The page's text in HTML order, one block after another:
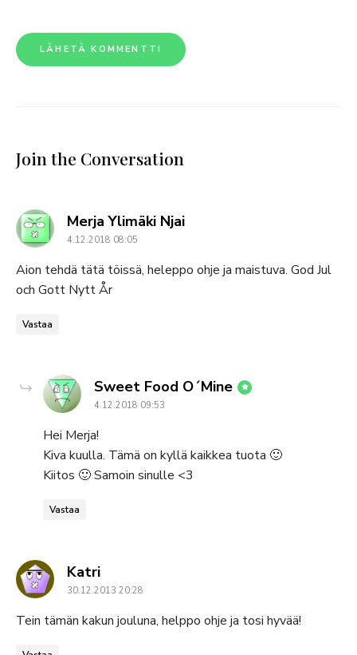
Join the Conversation
Merja Ylimäki Njaisays:
4.12.2018 08:05
Aion tehdä tätä töissä, heleppo ohje ja maistuva. God Jul
och Gott Nytt År
Vastaa
Sweet Food O´Mine says:
4.12.2018 09:53
Hei Merja!
Kiva kuulla. Tämä on kyllä kaikkea tuota 🙂
Kiitos 🙂 Samoin sinulle <3
Vastaa
Katrisays:
30.12.2013 20:28
Tein tämän kakun jouluna, helppo ohje ja tosi hyvää!